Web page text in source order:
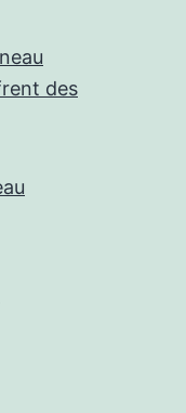
des